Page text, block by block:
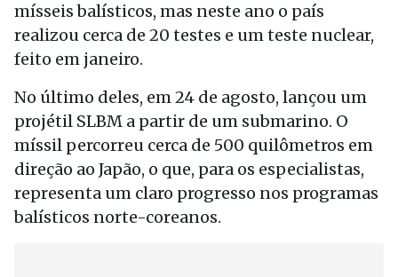
mísseis balísticos, mas neste ano o país
realizou cerca de 20 testes e um teste nuclear,
feito em janeiro.
No último deles, em 24 de agosto, lançou um
projétil SLBM a partir de um submarino. O
míssil percorreu cerca de 500 quilômetros em
direção ao Japão, o que, para os especialistas,
representa um claro progresso nos programas
balísticos norte-coreanos.